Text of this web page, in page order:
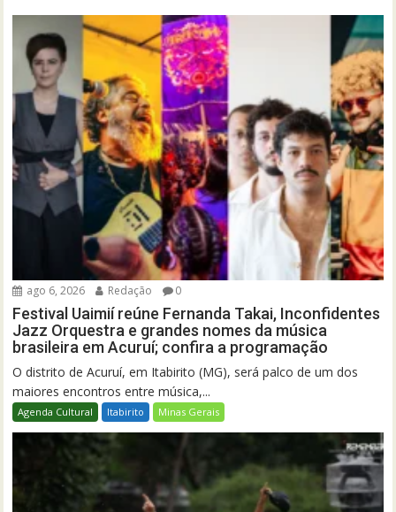
ago 6, 2026 Redação 0
Festival Uaimií reúne Fernanda Takai, Inconfidentes
Jazz Orquestra e grandes nomes da música
brasileira em Acuruí; confira a programação
O distrito de Acuruí, em Itabirito (MG), será palco de um dos
maiores encontros entre música,...
Agenda Cultural Itabirito Minas Gerais